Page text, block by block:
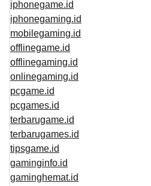
iphonegame.id
iphonegaming.id
mobilegaming.id
offlinegame.id
offlinegaming.id
onlinegaming.id
pcgame.id
pcgames.id
terbarugame.id
terbarugames.id
tipsgame.id
gaminginfo.id
gaminghemat.id